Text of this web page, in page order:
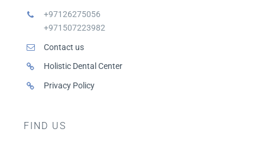
+97126275056
+971507223982
Contact us
Holistic Dental Center
Privacy Policy
FIND US